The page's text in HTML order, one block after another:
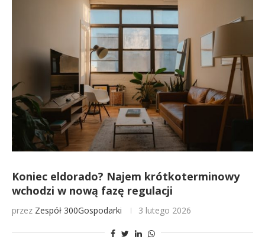
Koniec eldorado? Najem krótkoterminowy
wchodzi w nową fazę regulacji
przez Zespół 300Gospodarki 3 lutego 2026